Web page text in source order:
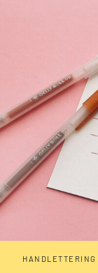
HANDLETTERING